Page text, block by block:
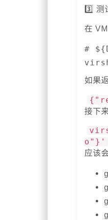
3️⃣ 测
在
#
如果
接下
o"}'
应该